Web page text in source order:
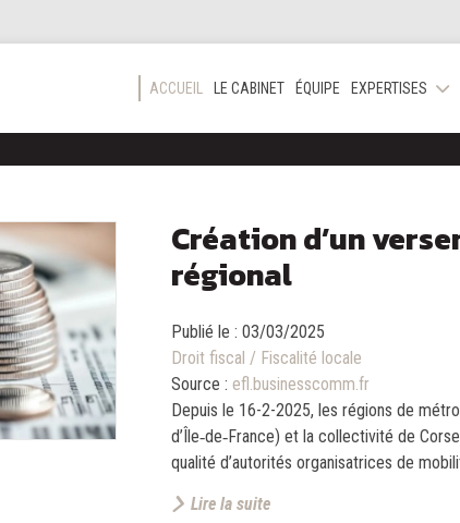
ACCUEIL LE CABINET ÉQUIPE EXPERTISES
Création d’un
régional
Publié le : 03/03/2025
Droit fiscal / Fiscalité locale
Source : efl.businesscomm.fr
Depuis le 16-2-2025, les régions de
d’Île‑de‑France) et la collectivité de
qualité d’autorités organisatrices de
Lire la suite